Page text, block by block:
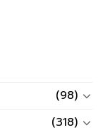
(98)
(318)